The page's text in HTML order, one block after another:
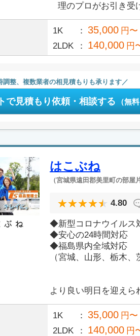
理のプロがお引き受
1K 35,000 円〜
2LDK
140,000 円
調整、複数業者の相見積もりも承ります
で見積もり依頼・相談する （無料
はこぶね
（宮城県遠田郡美里町の部屋
4.80
◆新型コロナウイルス
◆安心の24時間対応
◆福島県内全域対応
（宮城、山形、栃木
より良い明日を迎え
1K 35,000 円〜
2LDK
140,000 円